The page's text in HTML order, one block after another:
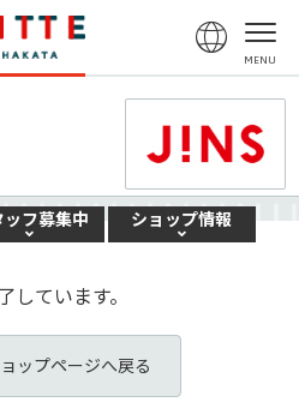
ッフ募集中 ショップ情報
ています。
ップページへ戻る